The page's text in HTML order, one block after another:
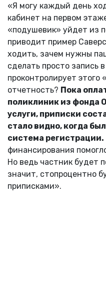
«Я могу каждый день
кабинет на первом
«подушевик» уйдет из
приводит пример
ходить, зачем нужны
сделать просто запись
проконтролирует этого
отчетность? Пока
поликлиник из фонда
услуги, приписки
стало видно, когда
система регистрации.
финансирования
Но ведь частник будет
значит, стопроцентно
приписками».